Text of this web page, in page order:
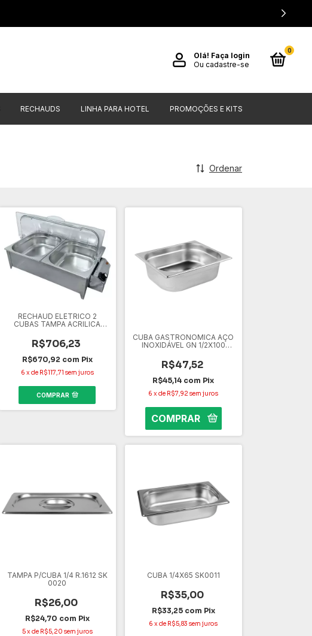
Olá! Faça login
Ou cadastre-se
0
RECHAUDS LINHA PARA HOTEL PROMOÇÕES E KITS
Ordenar
RECHAUD ELETRICO 2
CUBAS TAMPA ACRILICA
R$706,23
R$670,92 com Pix
6 xde R$117,71 sem juros
COMPRAR
CUBA GASTRONOMICA AÇO
INOXIDÁVEL GN 1/2X100
R$47,52
R$45,14 com Pix
6 xde R$7,92 sem juros
TAMPA P/CUBA 1/4 R.1612 SK
0020
R$26,00
R$24,70 com Pix
5x de R$5,20 sem juros
CUBA 1/4X65 SK0011
R$35,00
R$33,25 com Pix
6 xde R$5,83 sem juros